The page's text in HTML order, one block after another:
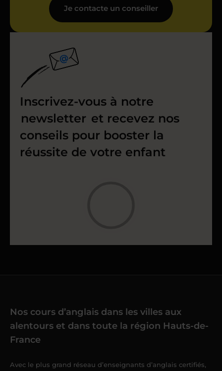
Je contacte un conseiller
Inscrivez-vous à notre
newsletter et recevez nos
conseils pour booster la
réussite de votre enfant
Nos cours d’anglais dans les villes aux
alentours et dans toute la région Hauts-de-
France
Avec le plus grand réseau d’enseignants d’anglais certifiés,